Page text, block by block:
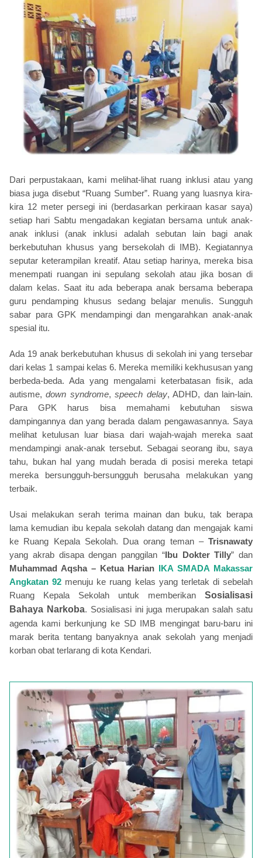
Dari perpustakaan, kami melihat-lihat ruang inklusi atau yang
biasa juga disebut “Ruang Sumber”. Ruang yang luasnya kira-
kira 12 meter persegi ini (berdasarkan perkiraan kasar saya)
setiap hari Sabtu mengadakan kegiatan bersama untuk anak-
anak inklusi (anak inklusi adalah sebutan lain bagi anak
berkebutuhan khusus yang bersekolah di IMB). Kegiatannya
seputar keterampilan kreatif. Atau setiap harinya, mereka bisa
menempati ruangan ini sepulang sekolah atau jika bosan di
dalam kelas. Saat itu ada beberapa anak bersama beberapa
guru pendamping khusus sedang belajar menulis. Sungguh
sabar para GPK mendampingi dan mengarahkan anak-anak
spesial itu.
Ada 19 anak berkebutuhan khusus di sekolah ini yang tersebar
dari kelas 1 sampai kelas 6. Mereka memiliki kekhususan yang
berbeda-beda. Ada yang mengalami keterbatasan fisik, ada
autisme,down syndrome,speech delay, ADHD, dan lain-lain.
Para GPK harus bisa memahami kebutuhan siswa
dampingannya dan yang berada dalam pengawasannya. Saya
melihat ketulusan luar biasa dari wajah-wajah mereka saat
mendampingi anak-anak tersebut. Sebagai seorang ibu, saya
tahu, bukan hal yang mudah berada di posisi mereka tetapi
mereka bersungguh-bersungguh berusaha melakukan yang
terbaik.
Usai melakukan serah terima mainan dan buku, tak berapa
lama kemudian ibu kepala sekolah datang dan mengajak kami
ke Ruang Kepala Sekolah. Dua orang teman – Trisnawaty
yang akrab disapa dengan panggilan “Ibu Dokter Tilly” dan
Muhammad Aqsha – Ketua Harian IKA SMADA Makassar
Angkatan 92 menuju ke ruang kelas yang terletak di sebelah
Ruang Kepala Sekolah untuk memberikan Sosialisasi
Bahaya Narkoba. Sosialisasi ini juga merupakan salah satu
agenda kami berkunjung ke SD IMB mengingat baru-baru ini
marak berita tentang banyaknya anak sekolah yang menjadi
korban obat terlarang di kota Kendari.